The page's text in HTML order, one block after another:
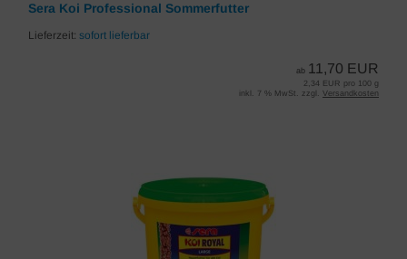
Sera Koi Professional Sommerfutter
Lieferzeit: sofort lieferbar
ab 11,70 EUR
2,34 EUR pro 100 g
inkl. 7 % MwSt. zzgl. Versandkosten